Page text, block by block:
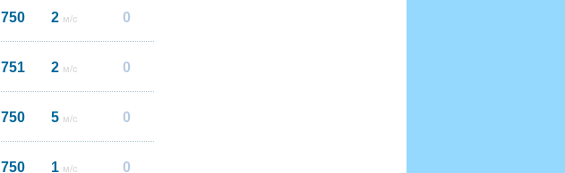
750 2 м/с 0
751 2 м/с 0
750 5 м/с 0
750 1 м/с 0